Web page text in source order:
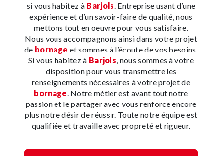
si vous habitez à Barjols . Entreprise usant d’une
expérience et d’un savoir-faire de qualité, nous
mettons tout en oeuvre pour vous satisfaire.
Nous vous accompagnons ainsi dans votre projet
de bornage et sommes à l’écoute de vos besoins.
Si vous habitez à Barjols , nous sommes à votre
disposition pour vous transmettre les
renseignements nécessaires à votre projet de
bornage . Notre métier est avant tout notre
passion et le partager avec vous renforce encore
plus notre désir de réussir. Toute notre équipe est
qualifiée et travaille avec propreté et rigueur.